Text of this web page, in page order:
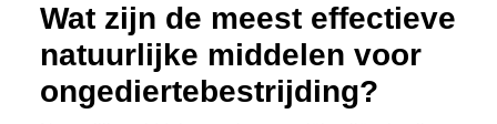
Wat zijn de meest effectieve
natuurlijke middelen voor
ongediertebestrijding?